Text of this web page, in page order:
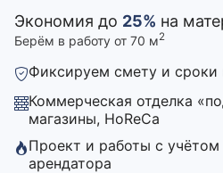
Экономия до 25% на
Берём в работу от 70 м2
Фиксируем смету и сроки
Коммерческая отделка
магазины, HoReCa
Проект и работы с
арендатора